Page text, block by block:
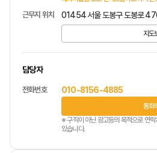
근무지 위치 01454 서울 도봉구 도봉로
지도
담당자
전화번호 010-8156-4885
통화
※ 구직이 아닌 광고등의 목적으로 연
있습니다.